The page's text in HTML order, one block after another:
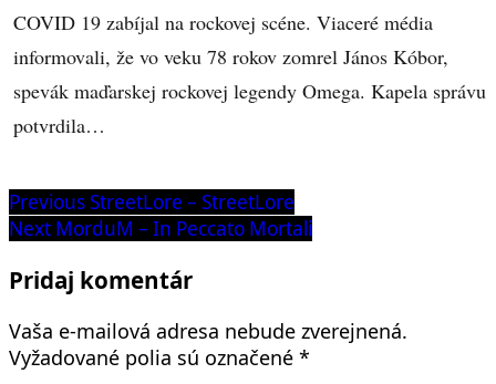
COVID 19 zabíjal na rockovej scéne. Viaceré média
informovali, že vo veku 78 rokov zomrel János Kóbor,
spevák maďarskej rockovej legendy Omega. Kapela správu
potvrdila…
Navigácia
v
článku
Previous Previous
post:
StreetLore – StreetLore
Next Next
MorduM – In Peccato Mortali
Pridaj komentár
Vaša e-mailová adresa nebude zverejnená.
Vyžadované polia sú označené *